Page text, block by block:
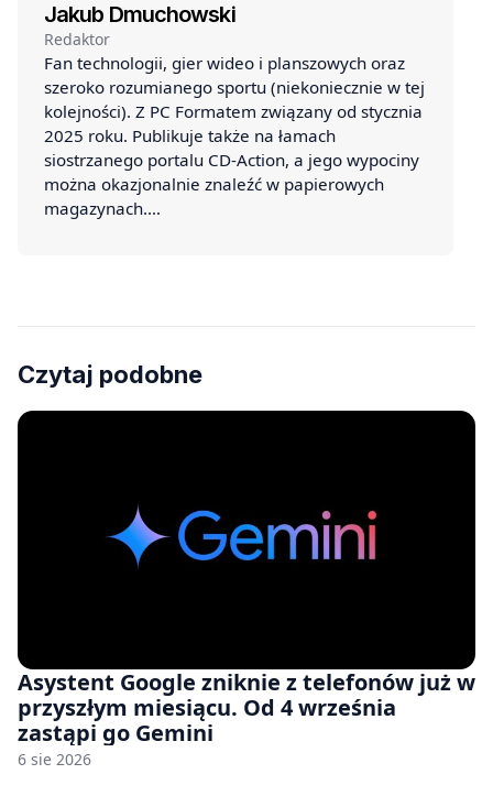
Jakub Dmuchowski
Redaktor
Fan technologii, gier wideo i planszowych oraz
szeroko rozumianego sportu (niekoniecznie w tej
kolejności). Z PC Formatem związany od stycznia
2025 roku. Publikuje także na łamach
siostrzanego portalu CD-Action, a jego wypociny
można okazjonalnie znaleźć w papierowych
magazynach.…
Czytaj podobne
Asystent Google zniknie z telefonów już w
przyszłym miesiącu. Od 4 września
zastąpi go Gemini
6 sie 2026